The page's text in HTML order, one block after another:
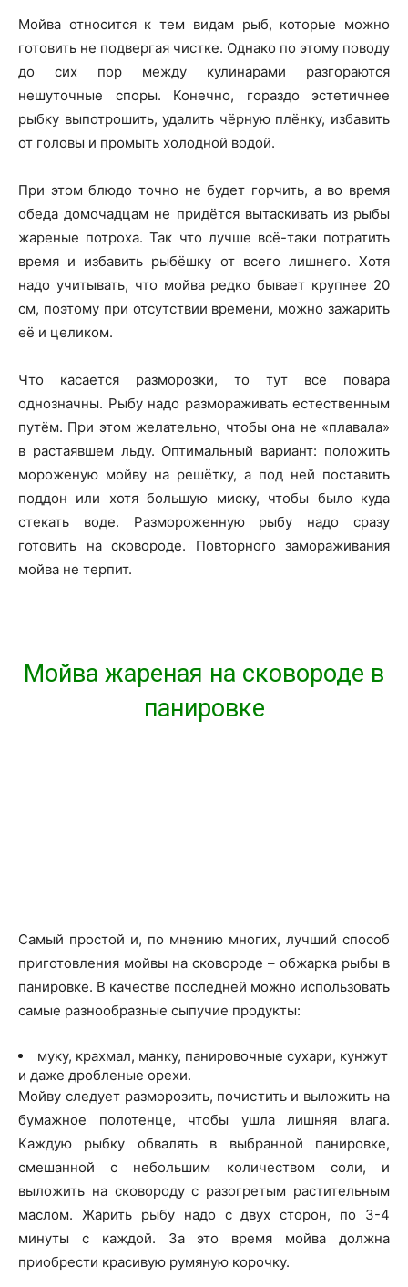
Мойва относится к тем видам рыб, которые можно
готовить не подвергая чистке. Однако по этому поводу
до сих пор между кулинарами разгораются
нешуточные споры. Конечно, гораздо эстетичнее
рыбку выпотрошить, удалить чёрную плёнку, избавить
от головы и промыть холодной водой.
При этом блюдо точно не будет горчить, а во время
обеда домочадцам не придётся вытаскивать из рыбы
жареные потроха. Так что лучше всё-таки потратить
время и избавить рыбёшку от всего лишнего. Хотя
надо учитывать, что мойва редко бывает крупнее 20
см, поэтому при отсутствии времени, можно зажарить
её и целиком.
Что касается разморозки, то тут все повара
однозначны. Рыбу надо размораживать естественным
путём. При этом желательно, чтобы она не «плавала»
в растаявшем льду. Оптимальный вариант: положить
мороженую мойву на решётку, а под ней поставить
поддон или хотя большую миску, чтобы было куда
стекать воде. Размороженную рыбу надо сразу
готовить на сковороде. Повторного замораживания
мойва не терпит.
Мойва жареная на сковороде в
панировке
Самый простой и, по мнению многих, лучший способ
приготовления мойвы на сковороде – обжарка рыбы в
панировке. В качестве последней можно использовать
самые разнообразные сыпучие продукты:
муку, крахмал, манку, панировочные сухари, кунжут
и даже дробленые орехи.
Мойву следует разморозить, почистить и выложить на
бумажное полотенце, чтобы ушла лишняя влага.
Каждую рыбку обвалять в выбранной панировке,
смешанной с небольшим количеством соли, и
выложить на сковороду с разогретым растительным
маслом. Жарить рыбу надо с двух сторон, по 3-4
минуты с каждой. За это время мойва должна
приобрести красивую румяную корочку.